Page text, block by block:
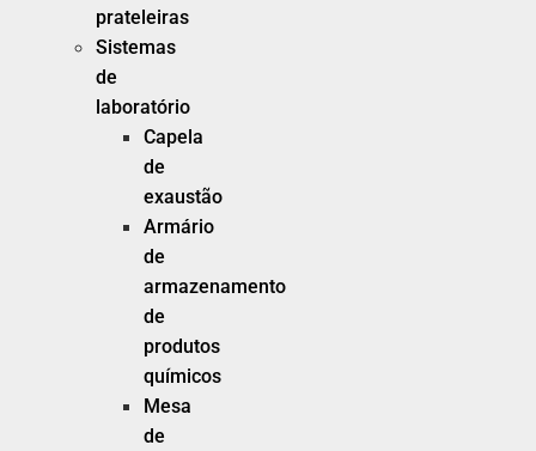
prateleiras
Sistemas
de
laboratório
Capela
de
exaustão
Armário
de
armazenamento
de
produtos
químicos
Mesa
de